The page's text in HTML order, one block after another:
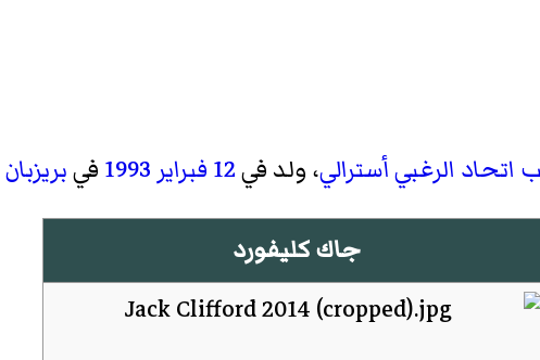
اتحاد الرغبيأسترالي، ولد في12 فبراير 1993 فيبريزبان
جاك كليفورد